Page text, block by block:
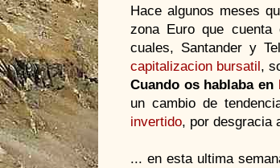
Hace algunos meses
zona Euro que
cuales, Santander y
capitalizacion bursatil,
Cuando os hablaba en
un cambio de
invertido, por desgracia
... en esta ultima